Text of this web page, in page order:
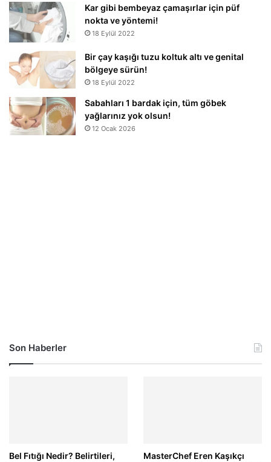
Kar gibi bembeyaz çamaşırlar için püf
nokta ve yöntemi!
18 Eylül 2022
Bir çay kaşığı tuzu koltuk altı ve genital
bölgeye sürün!
18 Eylül 2022
Sabahları 1 bardak için, tüm göbek
yağlarınız yok olsun!
12 Ocak 2026
Son Haberler
Bel Fıtığı Nedir? Belirtileri,
MasterChef Eren Kaşıkçı